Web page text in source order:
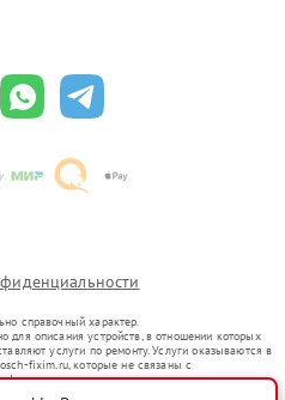
справочный характер.
для описания устройств, в отношении которых
услуги по ремонту. Услуги оказываются в
fixim.ru, которые не связаны с
представителями.
в гражданский оборот в соответствии